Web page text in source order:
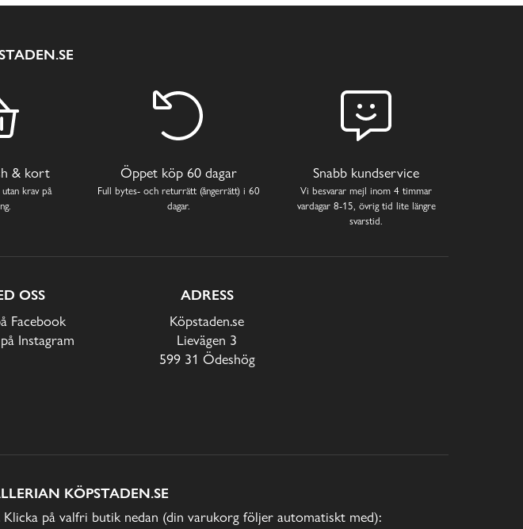
& kort
krav på
Öppet köp 60 dagar
Full bytes- och returrätt (ångerrätt) i 60
dagar.
Snabb kundservice
Vi besvarar mejl inom 4 timmar
vardagar 8-15, övrig tid lite längre
svarstid.
OSS
Facebook
Instagram
ADRESS
Köpstaden.se
Lievägen 3
599 31 Ödeshög
KÖPSTADEN.SE
på valfri butik nedan (din varukorg följer automatiskt med):